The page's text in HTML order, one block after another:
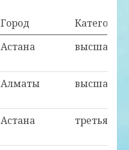
Город
Категория
Астана высшая
Алматы высшая
Астана третья